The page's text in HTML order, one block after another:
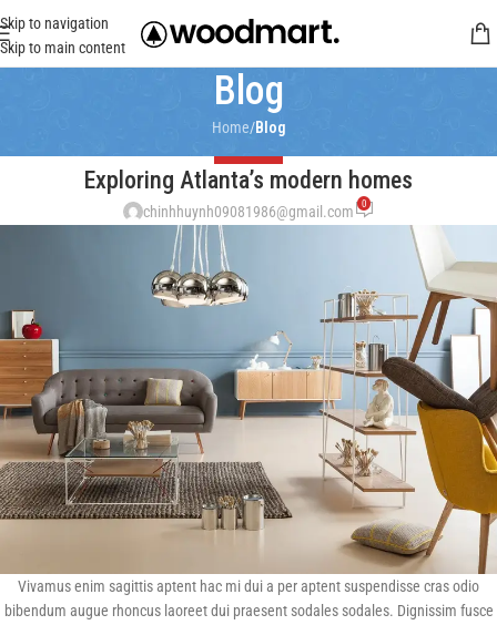
Skip to navigation
Skip to main content
Blog
Home/Blog
Exploring Atlanta’s modern homes
chinhhuynh09081986@gmail.com 0
Vivamus enim sagittis aptent hac mi dui a per aptent suspendisse cras odio
bibendum augue rhoncus laoreet dui praesent sodales sodales. Dignissim fusce